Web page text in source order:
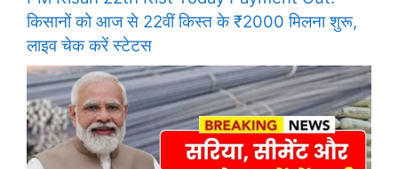
किसानों को आज से 22वीं किस्त के ₹2000 मिलना शुरू,
लाइव चेक करें स्टेटस